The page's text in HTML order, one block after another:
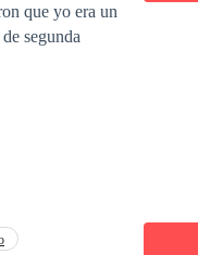
que yo era un
segunda